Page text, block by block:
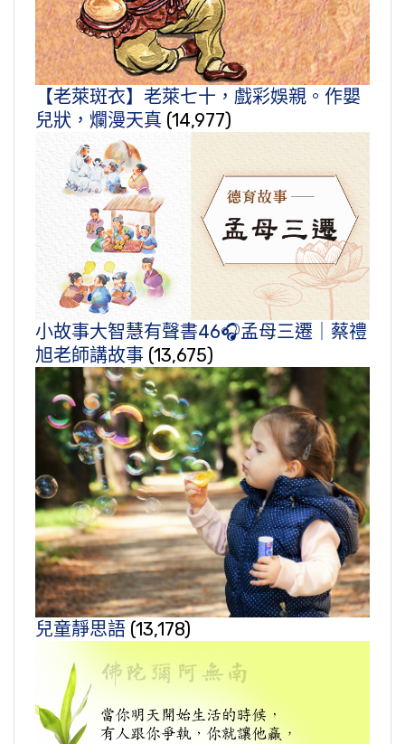
【老萊斑衣】老萊七十，戲彩娛親。作嬰
兒狀，爛漫天真 (14,977)
小故事大智慧有聲書46🎧孟母三遷｜蔡禮
旭老師講故事 (13,675)
兒童靜思語 (13,178)